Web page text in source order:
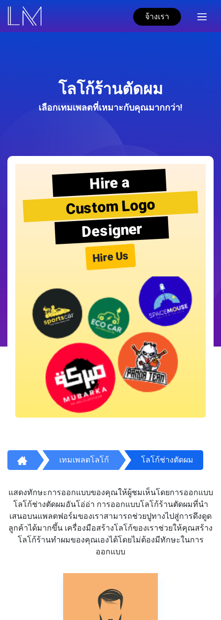
จ้างเรา
โลโก้ร้านตัดผม
เลือกเทมเพลตที่เหมาะกับคุณมากกว่า!
Hire a
Custom Logo
Designer
Hire Us
เทมเพลตโลโก้ โลโก้ช่างตัดผม
แสดงทักษะการออกแบบของคุณให้ผู้ชมเห็นโดยการออกแบบ
โลโก้ช่างตัดผมอันโอ่อ่า การออกแบบโลโก้ร้านตัดผมที่นำ
เสนอบนแพลตฟอร์มของเราสามารถช่วยปูทางไปสู่การดึงดูด
ลูกค้าได้มากขึ้น เครื่องมือสร้างโลโก้ของเราช่วยให้คุณสร้าง
โลโก้ร้านทำผมของคุณเองได้โดยไม่ต้องมีทักษะในการ
ออกแบบ